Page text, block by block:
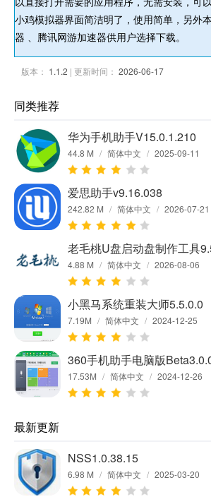
小鸡模拟器界面简洁明了，使用简单，另外
器 、腾讯网游加速器供用户选择下载。
版本： 1.1.2 | 更新时间： 2026-06-17
同类推荐
华为手机助手V15.0.1.210
44.8 M / 简体中文 / 2025-09-11
爱思助手v9.16.038
242.82 M / 简体中文 / 2026-07-21
老毛桃U盘启动盘制作工具
4.88 M / 简体中文 / 2026-08-06
小黑马系统重装大师5.5.0.0
7.19M / 简体中文 / 2024-12-25
17.53M / 简体中文 / 2024-12-26
最新更新
NSS1.0.38.15
6.98 M / 简体中文 / 2025-03-20